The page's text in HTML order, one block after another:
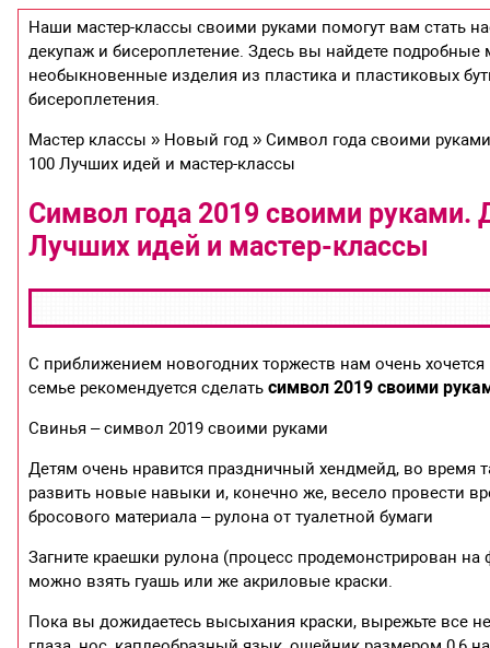
Наши мастер-классы своими руками помогут вам стать
декупаж и бисероплетение. Здесь вы найдете подробные
необыкновенные изделия из пластика и пластиковых
бисероплетения.
Мастер классы » Новый год » Символ года своими
100 Лучших идей и мастер-классы
Символ года 2019 своими руками.
Лучших идей и мастер-классы
С приближением новогодних торжеств нам очень
семье рекомендуется сделатьсимвол 2019 своими
Свинья – символ 2019 своими руками
Детям очень нравится праздничный хендмейд, во время
развить новые навыки и, конечно же, весело провести
бросового материала – рулона от туалетной бумаги
Загните краешки рулона (процесс продемонстрирован на
можно взять гуашь или же акриловые краски.
Пока вы дожидаетесь высыхания краски, вырежьте все